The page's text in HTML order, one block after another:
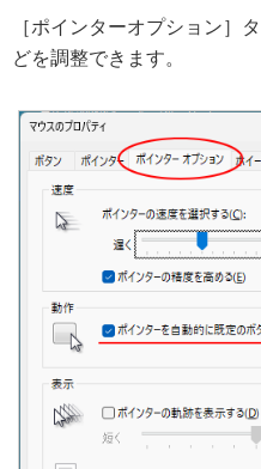
［ポインターオプション］
どを調整できます。